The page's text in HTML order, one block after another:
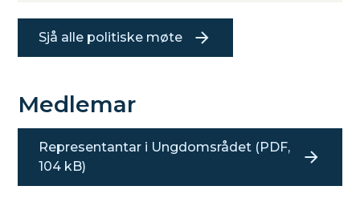
2
6
Sjå alle politiske møte
Medlemar
Representantar i Ungdomsrådet (PDF,
104 kB)